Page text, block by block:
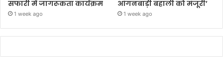
सफारी में जागरूकता कार्यक्रम
1 week ago
आंगनबाड़ी बहाली को मंजूरी’
1 week ago